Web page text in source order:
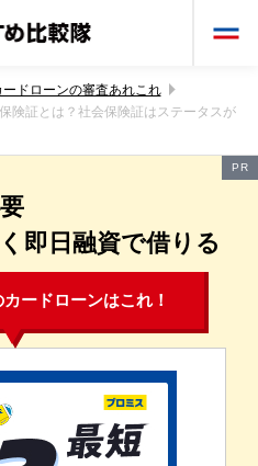
ードローンの審査あれこれ
険証とは？社会保険証はステータスが
PR
即日融資で借りる
ードローンはこれ！